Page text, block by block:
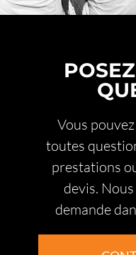
Vous
toutes
prestations
devis.
demande